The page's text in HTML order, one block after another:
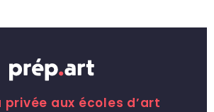
privée aux écoles d’art